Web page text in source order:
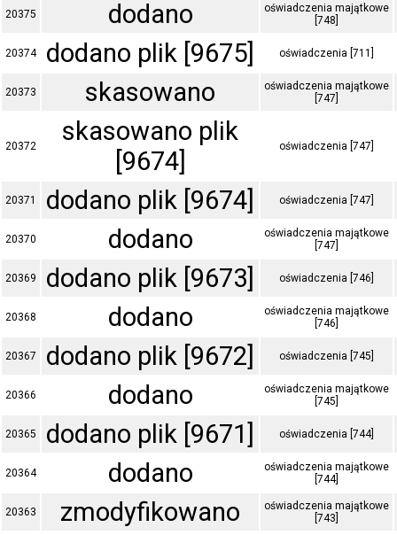
20375 dodano
oświadczenia majątkowe
[748]
20374 dodano plik [9675] oświadczenia [711]
20373 skasowano
oświadczenia majątkowe
[747]
20372
skasowano plik
[9674]
oświadczenia [747]
20371 dodano plik [9674] oświadczenia [747]
20370 dodano
oświadczenia majątkowe
[747]
20369 dodano plik [9673] oświadczenia [746]
20368 dodano
oświadczenia majątkowe
[746]
20367 dodano plik [9672] oświadczenia [745]
20366 dodano
oświadczenia majątkowe
[745]
20365 dodano plik [9671] oświadczenia [744]
20364 dodano
oświadczenia majątkowe
[744]
20363 zmodyfikowano
oświadczenia majątkowe
[743]